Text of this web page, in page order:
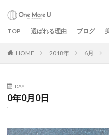
TOP 選ばれる理由 ブログ
HOME 2018年 6月
DAY
0年0月0日